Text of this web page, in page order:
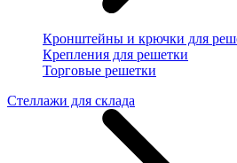
Кронштейны и крючки для
Крепления для решетки
Торговые решетки
Стеллажи для склада